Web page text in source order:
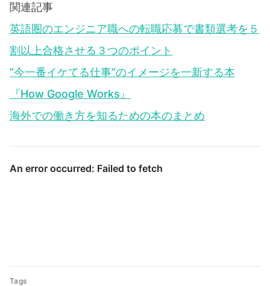
関連記事
英語圏のエンジニア職への転職応募で書類選考を５
割以上合格させる３つのポイント
”今一番イケてる仕事”のイメージを一新する本
『How Google Works』
海外での働き方を知るための本のまとめ
Tags